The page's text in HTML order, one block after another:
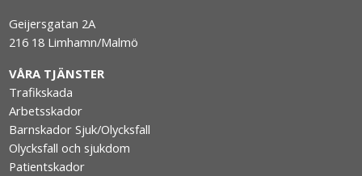
Geijersgatan 2A
216 18 Limhamn/Malmö
VÅRA TJÄNSTER
Trafikskada
Arbetsskador
Barnskador Sjuk/Olycksfall
Olycksfall och sjukdom
Patientskador